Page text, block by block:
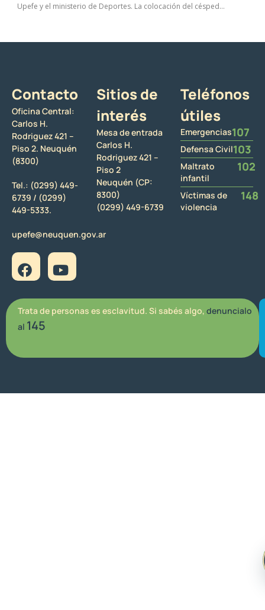
Upefe y el ministerio de Deportes. La colocación del césped...
Contacto
Oficina Central:
Carlos H.
Rodriguez 421 –
Piso 2. Neuquén
(8300)
Tel.: (0299) 449-
6739 / (0299)
449-5333.
upefe@neuquen.gov.ar
Sitios de
interés
Mesa de entrada
Carlos H.
Rodriguez 421 –
Piso 2
Neuquén (CP:
8300)
(0299) 449-6739
Teléfonos
útiles
Emergencias107
Defensa Civil103
Maltrato
infantil
102
Víctimas de
violencia
148
Trata de personas es esclavitud. Si sabés algo, denuncialo
al 145